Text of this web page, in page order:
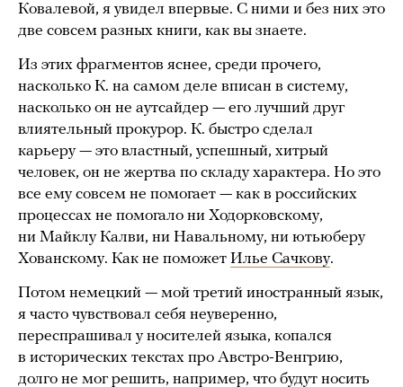
Ковалевой, я увидел впервые. С ними и без них это
две совсем разных книги, как вы знаете.
Из этих фрагментов яснее, среди прочего,
насколько К. на самом деле вписан в систему,
насколько он не аутсайдер — его лучший друг
влиятельный прокурор. К. быстро сделал
карьеру — это властный, успешный, хитрый
человек, он не жертва по складу характера. Но это
все ему совсем не помогает — как в российских
процессах не помогало ни Ходорковскому,
ни Майклу Калви, ни Навальному, ни ютьюберу
Хованскому. Как не поможет Илье Сачкову.
Потом немецкий — мой третий иностранный язык,
я часто чувствовал себя неуверенно,
переспрашивал у носителей языка, копался
в исторических текстах про Австро-Венгрию,
долго не мог решить, например, что будут носить